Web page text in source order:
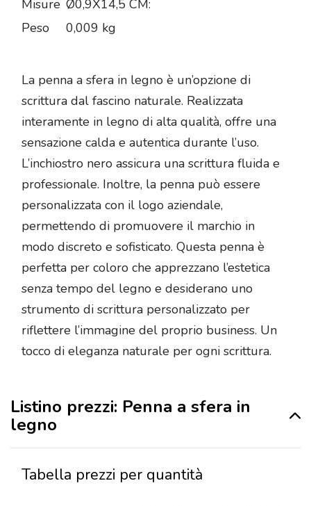
Misure Ø0,9X14,5 CM:
Peso
0,009 kg
La penna a sfera in legno è un’opzione di
scrittura dal fascino naturale. Realizzata
interamente in legno di alta qualità, offre una
sensazione calda e autentica durante l’uso.
L’inchiostro nero assicura una scrittura fluida e
professionale. Inoltre, la penna può essere
personalizzata con il logo aziendale,
permettendo di promuovere il marchio in
modo discreto e sofisticato. Questa penna è
perfetta per coloro che apprezzano l’estetica
senza tempo del legno e desiderano uno
strumento di scrittura personalizzato per
riflettere l’immagine del proprio business. Un
tocco di eleganza naturale per ogni scrittura.
Listino prezzi: Penna a sfera in
legno
Tabella prezzi per quantità